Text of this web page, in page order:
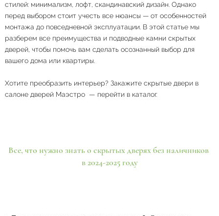
стилей: минимализм, лофт, скандинавский дизайн. Однако
перед выбором стоит учесть все нюансы — от особенностей
монтажа до повседневной эксплуатации. В этой статье мы
разберем все преимущества и подводные камни скрытых
дверей, чтобы помочь вам сделать осознанный выбор для
вашего дома или квартиры.
Хотите преобразить интерьер? Закажите скрытые двери в
салоне дверей Маэстро —перейти в каталог.
Все, что нужно знать о скрытых дверях без наличников
в 2024-2025 году